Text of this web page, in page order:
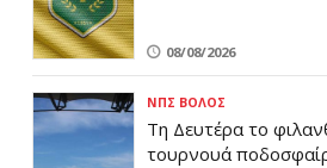
08/08/2026
ΝΠΣ ΒΌΛΟΣ
Τη Δευτέρα το
τουρνουά